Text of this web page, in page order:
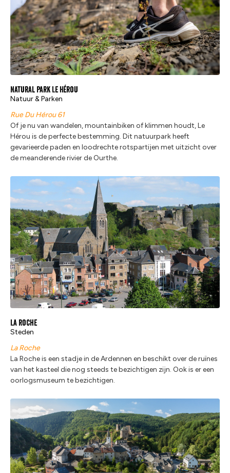
Natural Park Le Hérou
Natuur & Parken
Rue Du Hérou 61
Of je nu van wandelen, mountainbiken of klimmen houdt, Le
Hérou is de perfecte bestemming. Dit natuurpark heeft
gevarieerde paden en loodrechte rotspartijen met uitzicht over
de meanderende rivier de Ourthe.
La Roche
Steden
La Roche
La Roche is een stadje in de Ardennen en beschikt over de ruïnes
van het kasteel die nog steeds te bezichtigen zijn. Ook is er een
oorlogsmuseum te bezichtigen.